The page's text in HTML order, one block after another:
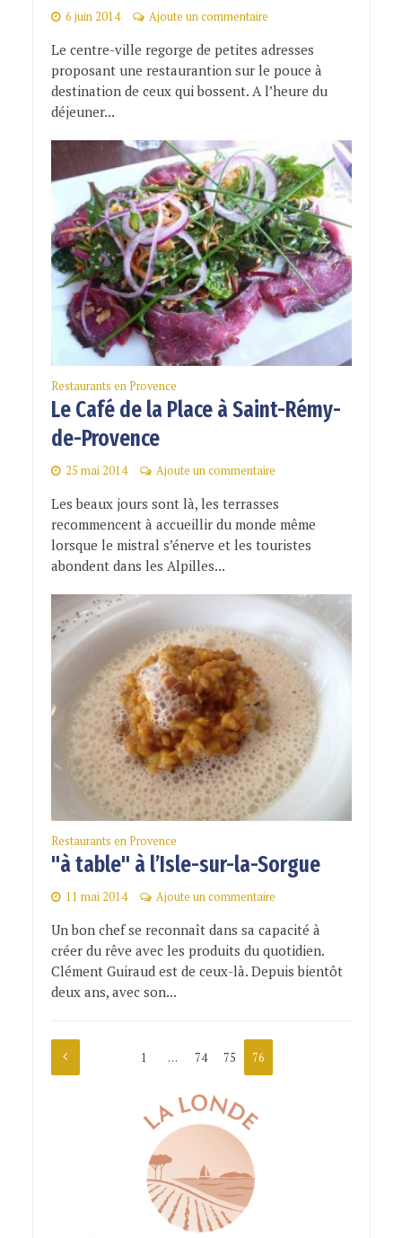
6 juin 2014 Ajoute un commentaire
Le centre-ville regorge de petites adresses
proposant une restaurantion sur le pouce à
destination de ceux qui bossent. A l’heure du
déjeuner...
Restaurants en Provence
Le Café de la Place à Saint-Rémy-
de-Provence
25 mai 2014 Ajoute un commentaire
Les beaux jours sont là, les terrasses
recommencent à accueillir du monde même
lorsque le mistral s’énerve et les touristes
abondent dans les Alpilles...
Restaurants en Provence
"à table" à l’Isle-sur-la-Sorgue
11 mai 2014 Ajoute un commentaire
Un bon chef se reconnaît dans sa capacité à
créer du rêve avec les produits du quotidien.
Clément Guiraud est de ceux-là. Depuis bientôt
deux ans, avec son...
1 … 74 75 76